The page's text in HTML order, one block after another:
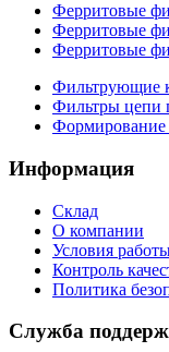
Ферритовые
Ферритовые
Ферритовые
Фильтрующие
Фильтры цепи
Формирование
Информация
Склад
О компании
Условия
Контроль
Политика
Служба